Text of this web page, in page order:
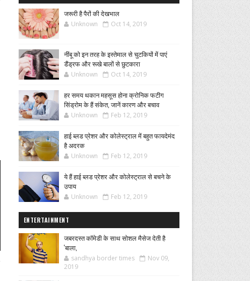
जरूरी है पैरों की देखभाल
Unknown Oct 14, 2019
नींबू को इन तरह के इस्तेमाल से चुटकियों में पाएं
डैंड्रफ और रूखे बालों से छुटकारा
Unknown Oct 14, 2019
हर समय थकान महसूस होना क्रोनिक फटीग
सिंड्रोम के हैं संकेत, जानें कारण और बचाव
Unknown Feb 12, 2019
हाई ब्लड प्रेशर और कोलेस्ट्राल में बहुत फायदेमंद
है अदरक
Unknown Feb 12, 2019
ये हैं हाई ब्लड प्रेशर और कोलेस्ट्राल से बचने के
उपाय
Unknown Feb 12, 2019
ENTERTAINMENT
जबरदस्त कॉमेडी के साथ सोशल मैसेज देती है
'बाला,
sandhya border times
Nov 09,
2019